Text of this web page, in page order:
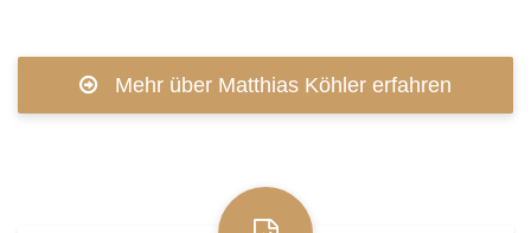
Mehr über Matthias Köhler erfahren